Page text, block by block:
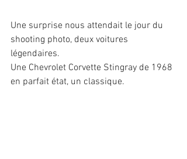
Une surprise nous attendait le jour du
shooting photo, deux voitures
légendaires.
Une Chevrolet Corvette Stingray de 1968
en parfait état, un classique.